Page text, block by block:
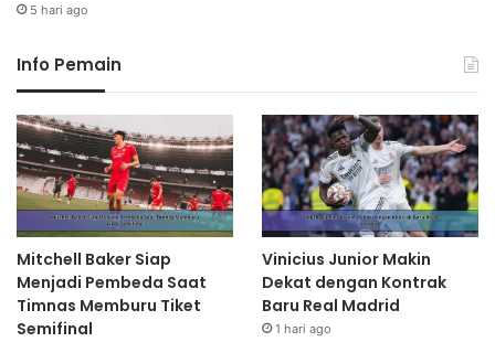
5 hari ago
Info Pemain
Mitchell Baker Siap
Menjadi Pembeda Saat
Timnas Memburu Tiket
Semifinal
Vinicius Junior Makin
Dekat dengan Kontrak
Baru Real Madrid
1 hari ago